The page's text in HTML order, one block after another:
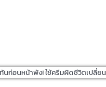
นก่อนหน้าพัง! ใช้ครีมผิดชีวิตเปลี่ยน